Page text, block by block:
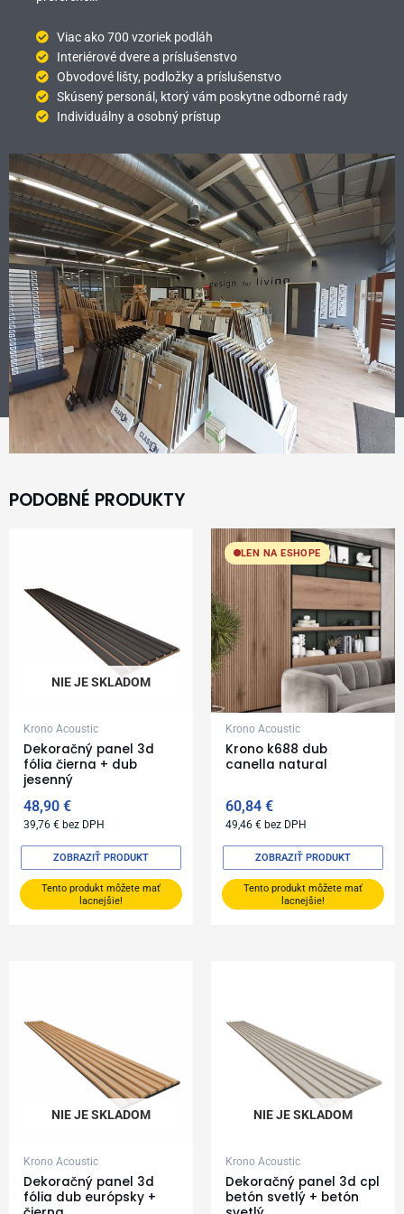
Viac ako 700 vzoriek podláh
Interiérové dvere a príslušenstvo
Obvodové lišty, podložky a príslušenstvo
Skúsený personál, ktorý vám poskytne odborné rady
Individuálny a osobný prístup
PODOBNÉ PRODUKTY
NIE JE SKLADOM
Krono Acoustic
Dekoračný panel 3d
fólia čierna + dub
jesenný
48,90€
39,76€ bez DPH
Tento produkt môžete mať
lacnejšie!
ZOBRAZIŤ PRODUKT
LEN NA ESHOPE
Krono Acoustic
Krono k688 dub
canella natural
60,84€
49,46€ bez DPH
Tento produkt môžete mať
lacnejšie!
ZOBRAZIŤ PRODUKT
NIE JE SKLADOM
Krono Acoustic
Dekoračný panel 3d
fólia dub európsky +
NIE JE SKLADOM
Krono Acoustic
Dekoračný panel 3d cpl
betón svetlý + betón